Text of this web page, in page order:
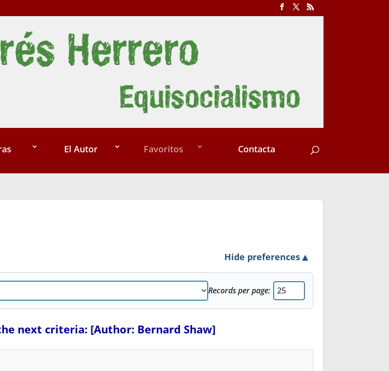
El Autor Favoritos Contacta
Hide preferences▲
Records per page:
next criteria: [Author: Bernard Shaw]